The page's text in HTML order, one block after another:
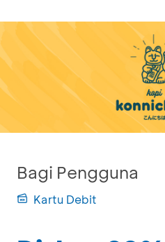
Bagi Pengguna
Kartu Debit